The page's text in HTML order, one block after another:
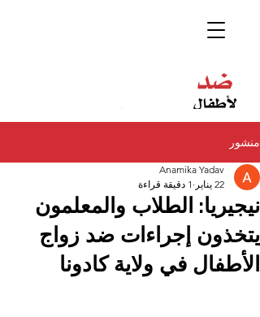
منشور
نيجيريا: الطلاب والمعلمون
يتخذون إجراءات ضد زواج
الأطفال في ولاية كادونا
Anamika Yadav
22 يناير
1 دقيقة قراءة